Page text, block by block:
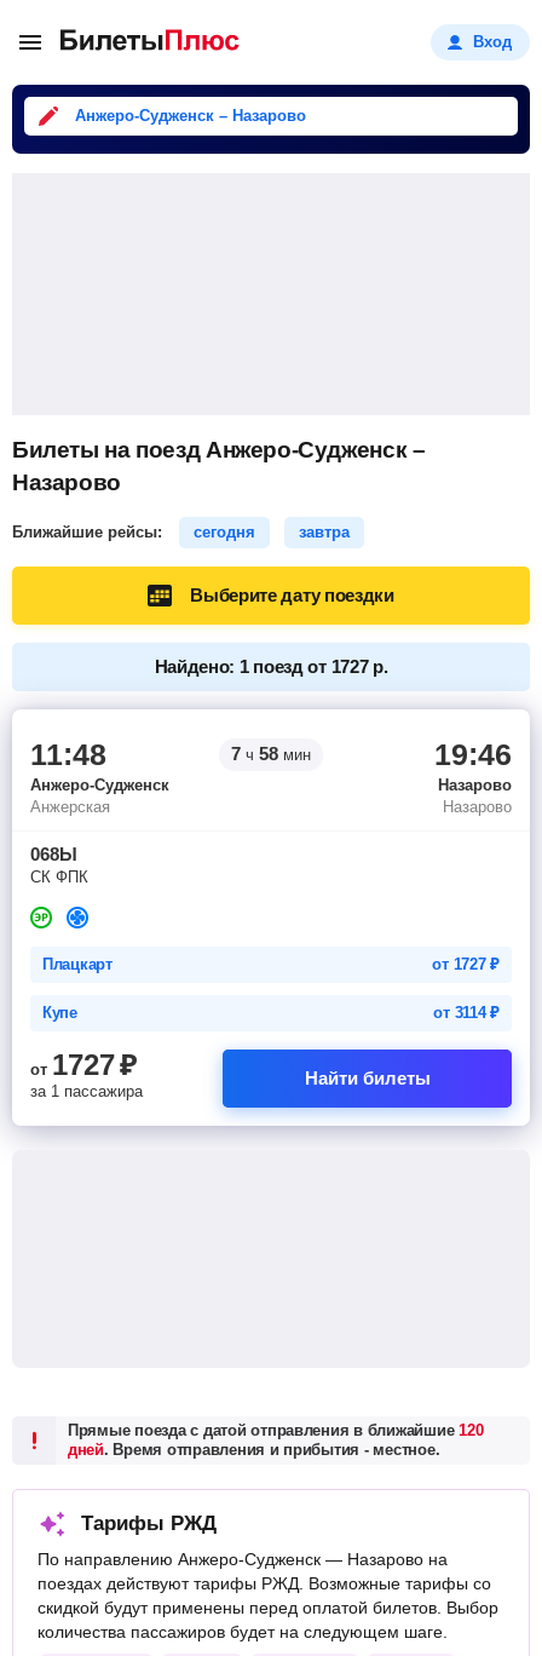
Вход
Анжеро-Судженск – Назарово
Билеты на поезд Анжеро-Судженск –
Назарово
Ближайшие рейсы: сегодня завтра
Выберите дату поездки
Найдено: 1 поезд от 1727 р.
11:48 7 ч 58 мин 19:46
Анжеро-Судженск
Назарово
Анжерская
Назарово
068Ы
СК ФПК
Плацкарт от 1727₽
Купе от 3114₽
от 1727₽
за 1 пассажира
Найти билеты
Прямые поезда с датой отправления в ближайшие120
дней. Время отправления и прибытия - местное.
Тарифы РЖД
По направлению Анжеро-Судженск — Назарово на
поездах действуют тарифы РЖД. Возможные тарифы со
скидкой будут применены перед оплатой билетов. Выбор
количества пассажиров будет на следующем шаге.